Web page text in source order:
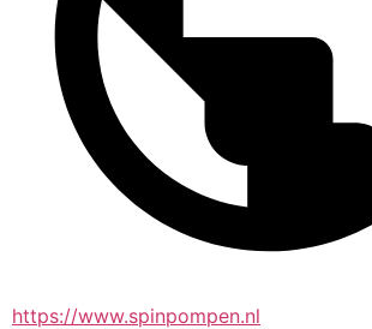
https://www.spinpompen.nl